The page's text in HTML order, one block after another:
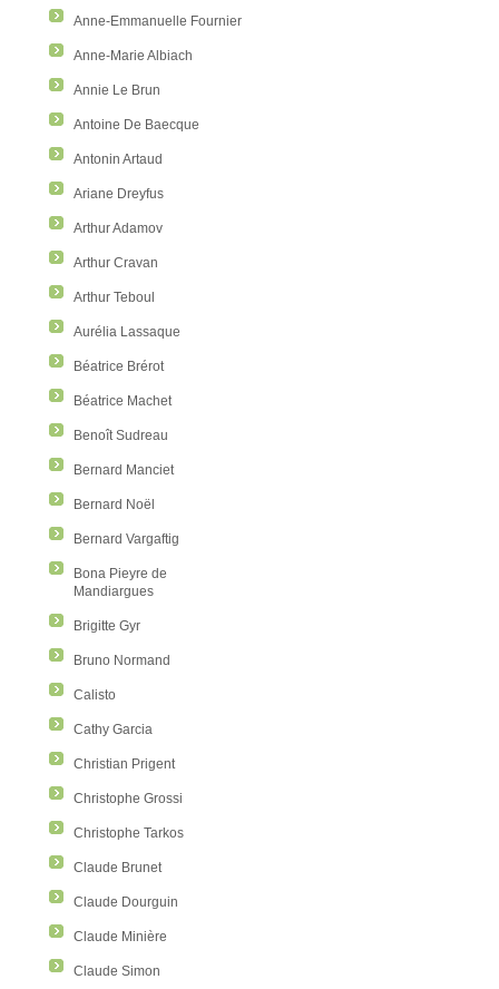
Anne-Emmanuelle Fournier
Anne-Marie Albiach
Annie Le Brun
Antoine De Baecque
Antonin Artaud
Ariane Dreyfus
Arthur Adamov
Arthur Cravan
Arthur Teboul
Aurélia Lassaque
Béatrice Brérot
Béatrice Machet
Benoît Sudreau
Bernard Manciet
Bernard Noël
Bernard Vargaftig
Bona Pieyre de
Mandiargues
Brigitte Gyr
Bruno Normand
Calisto
Cathy Garcia
Christian Prigent
Christophe Grossi
Christophe Tarkos
Claude Brunet
Claude Dourguin
Claude Minière
Claude Simon